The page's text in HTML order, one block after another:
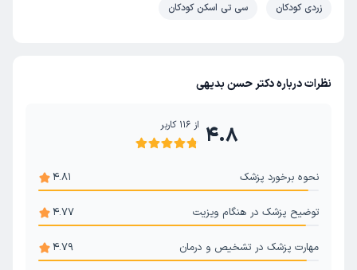
زردی کودکان سی تی اسکن کودکان
نظرات درباره دکتر حسن بدیهی
4.8 از116 کاربر
نحوه برخورد پزشک 4.81
توضیح پزشک در هنگام ویزیت 4.77
مهارت پزشک در تشخیص و درمان 4.79